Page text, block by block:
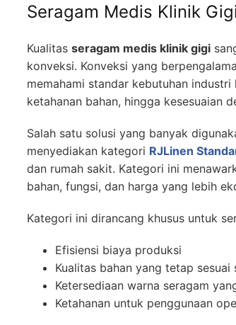
Seragam Medis Klinik
Kualitas seragam medis klinik gigi
konveksi. Konveksi yang
memahami standar kebutuhan
ketahanan bahan, hingga kesesuaian
Salah satu solusi yang banyak
menyediakan kategori RJLinen
dan rumah sakit. Kategori ini
bahan, fungsi, dan harga yang lebih
Kategori ini dirancang khusus untuk
Efisiensi biaya produksi
Kualitas bahan yang tetap sesuai
Ketersediaan warna seragam
Ketahanan untuk penggunaan